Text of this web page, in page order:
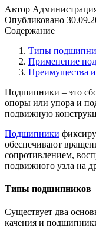
Автор
Опубликовано
Содержание
Типы
Применение
Преимущества
Подшипники – это
опоры или упора и
подвижную
Подшипники
обеспечивают
сопротивлением,
подвижного узла на
Типы подшипников
Существует два
качения и